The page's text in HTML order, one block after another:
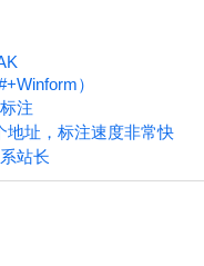
）
注
地址，标注速度非常快
站长